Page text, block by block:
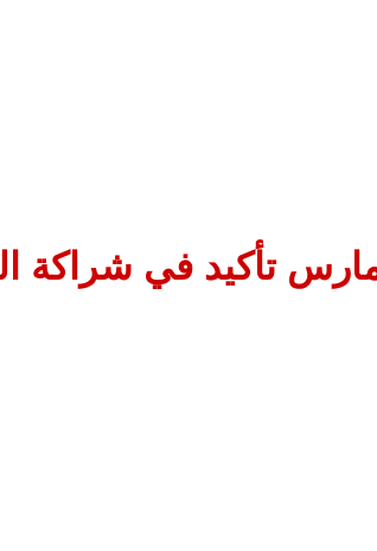
تأكيد في شراكة